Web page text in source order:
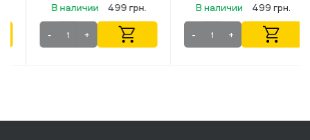
В наличии 499 грн.
+
В наличии 499 грн.